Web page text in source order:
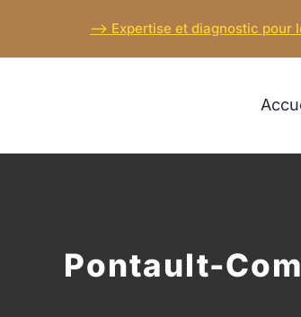
–> Expertise et diagnostic pour
Pontault-